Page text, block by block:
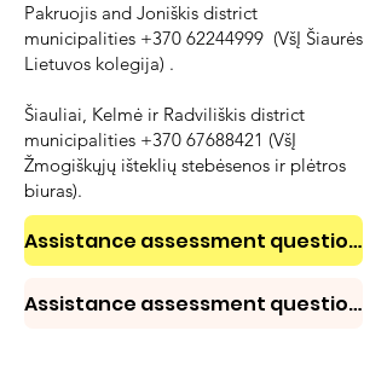
Pakruojis and Joniškis district
municipalities +370 62244999 (VšĮ Šiaurės
Lietuvos kolegija) .
Šiauliai, Kelmė ir Radviliškis district
municipalities +370 67688421 (VšĮ
Žmogiškųjų išteklių stebėsenos ir plėtros
biuras).
Assistance assessment questionnaire for clients
Assistance assessment questionnaire for clients